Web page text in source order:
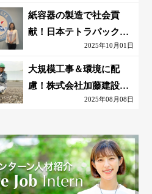
ないOK求人はある？
紙容器の製造で社会貢
献！日本テトラパック株
式会社のグローバルな環
境
2025年10月01日
大規模工事＆環境に配
慮！株式会社加藤建設の
若手が語る現場監督の働
2025年08月08日